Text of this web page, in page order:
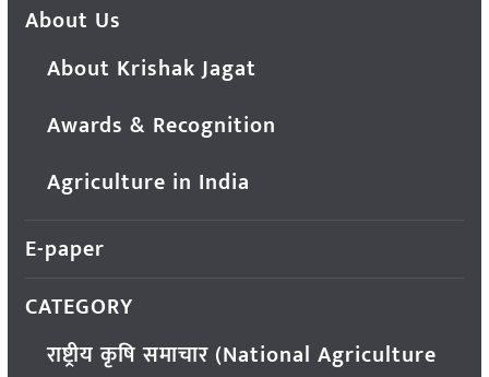
About Us
About Krishak Jagat
Awards & Recognition
Agriculture in India
E-paper
CATEGORY
राष्ट्रीय कृषि समाचार (National Agriculture